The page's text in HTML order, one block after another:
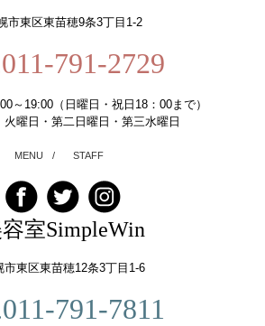
市東区東苗穂9条3丁目1-2
011-791-2729
～19:00（日曜日・祝日18：00まで）
火曜日・第二日曜日・第三水曜日
MENU / STAFF
室SimpleWin
市東区東苗穂12条3丁目1-6
011-791-7811